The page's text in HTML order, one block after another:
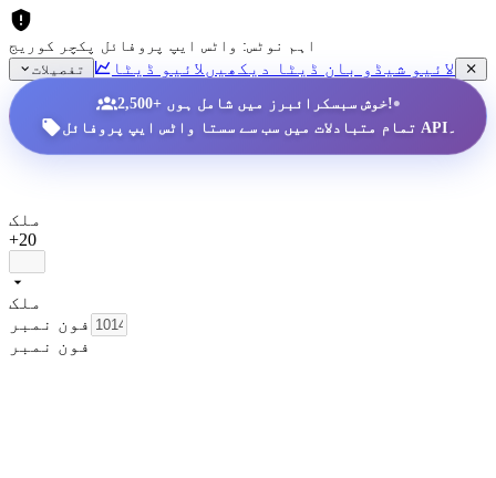
اہم نوٹس: واٹس ایپ پروفائل پکچر کوریج
تفصیلات
لائیو شیڈو بان ڈیٹا دیکھیں لائیو ڈیٹا
2,500+ خوش سبسکرائبرز میں شامل ہوں!•
تمام متبادلات میں سب سے سستا واٹس ایپ پروفائل API۔
ملک
+20
ملک
فون نمبر
فون نمبر